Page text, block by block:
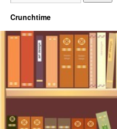
Crunchtime